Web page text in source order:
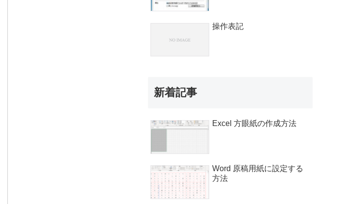
操作表記
新着記事
Excel 方眼紙の作成方法
Word 原稿用紙に設定する
方法